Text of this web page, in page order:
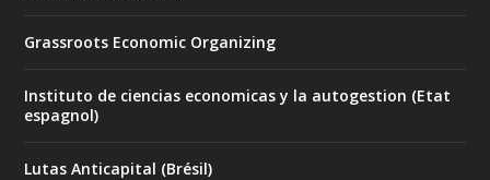
Grassroots Economic Organizing
Instituto de ciencias economicas y la autogestion (Etat
espagnol)
Lutas Anticapital (Brésil)